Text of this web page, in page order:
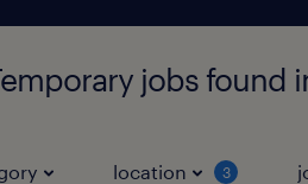
jobs found
location 3